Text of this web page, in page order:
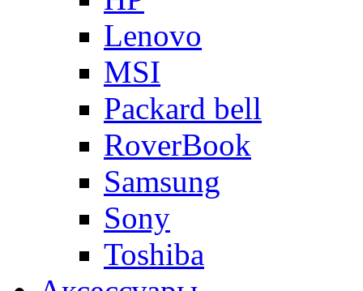
Lenovo
MSI
Packard bell
RoverBook
Samsung
Sony
Toshiba